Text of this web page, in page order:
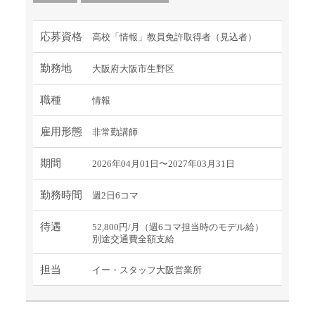
応募資格 高校「情報」教員免許取得者（見込者）
勤務地 大阪府大阪市生野区
職種 情報
雇用形態 非常勤講師
期間 2026年04月01日〜2027年03月31日
勤務時間 週2日6コマ
待遇
52,800円/月（週6コマ担当時のモデル給）
別途交通費全額支給
担当 イー・スタッフ大阪営業所